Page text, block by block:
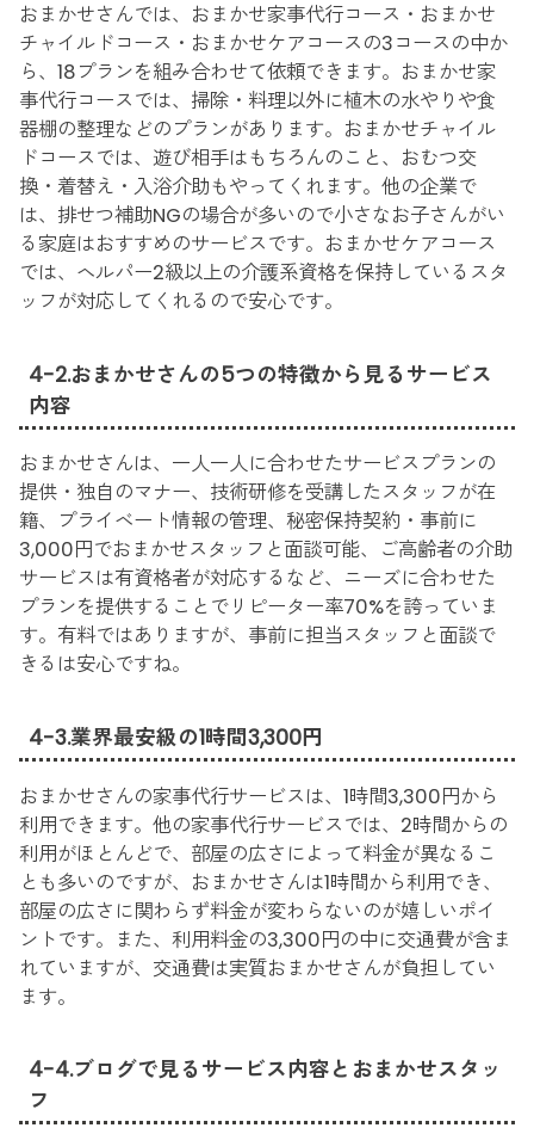
おまかせさんでは、おまかせ家事代行コース・おまかせ
チャイルドコース・おまかせケアコースの3コースの中か
ら、18プランを組み合わせて依頼できます。おまかせ家
事代行コースでは、掃除・料理以外に植木の水やりや食
器棚の整理などのプランがあります。おまかせチャイル
ドコースでは、遊び相手はもちろんのこと、おむつ交
換・着替え・入浴介助もやってくれます。他の企業で
は、排せつ補助NGの場合が多いので小さなお子さんがい
る家庭はおすすめのサービスです。おまかせケアコース
では、ヘルパー2級以上の介護系資格を保持しているスタ
ッフが対応してくれるので安心です。
4-2.おまかせさんの5つの特徴から見るサービス
内容
おまかせさんは、一人一人に合わせたサービスプランの
提供・独自のマナー、技術研修を受講したスタッフが在
籍、プライベート情報の管理、秘密保持契約・事前に
3,000円でおまかせスタッフと面談可能、ご高齢者の介助
サービスは有資格者が対応するなど、ニーズに合わせた
プランを提供することでリピーター率70%を誇っていま
す。有料ではありますが、事前に担当スタッフと面談で
きるは安心ですね。
4-3.業界最安級の1時間3,300円
おまかせさんの家事代行サービスは、1時間3,300円から
利用できます。他の家事代行サービスでは、2時間からの
利用がほとんどで、部屋の広さによって料金が異なるこ
とも多いのですが、おまかせさんは1時間から利用でき、
部屋の広さに関わらず料金が変わらないのが嬉しいポイ
ントです。また、利用料金の3,300円の中に交通費が含ま
れていますが、交通費は実質おまかせさんが負担してい
ます。
4-4.ブログで見るサービス内容とおまかせスタッ
フ